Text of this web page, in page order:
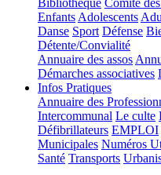
Bibliothèque Comité
Enfants Adolescents
Danse Sport Défense
Détente/Convialité
Annuaire des assos
Démarches associatives
Infos Pratiques
Annuaire des
Intercommunal Le culte
Défibrillateurs EMPLOI
Municipales Numéros
Santé Transports